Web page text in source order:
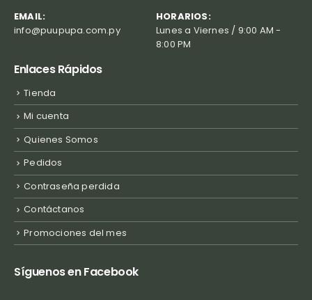
EMAIL:
info@puupupa.com.py
HORARIOS:
Lunes a Viernes / 9:00 AM -
8:00 PM
Enlaces Rápidos
Tienda
Mi cuenta
Quienes Somos
Pedidos
Contraseña perdida
Contáctanos
Promociones del mes
Síguenos en Facebook